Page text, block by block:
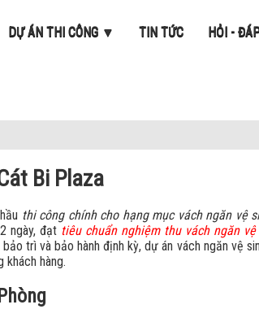
DỰ ÁN THI CÔNG ▼ TIN TỨC HỎI -
Bi Plaza
thi công chính cho hạng mục vách ngăn vệ
ngày, đạt tiêu chuẩn nghiệm thu vách ngăn
trì và bảo hành định kỳ, dự án vách ngăn vệ
hàng.